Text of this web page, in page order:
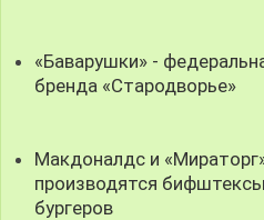
«Баварушки» -
бренда «Стародворье»
Макдоналдс и
производятся
бургеров